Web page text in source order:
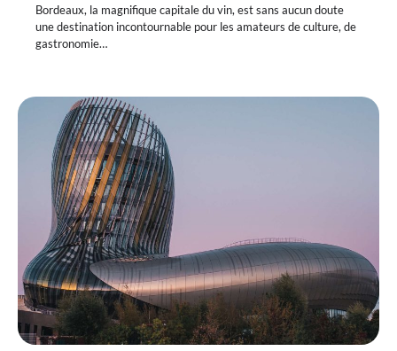
Bordeaux, la magnifique capitale du vin, est sans aucun doute
une destination incontournable pour les amateurs de culture, de
gastronomie…